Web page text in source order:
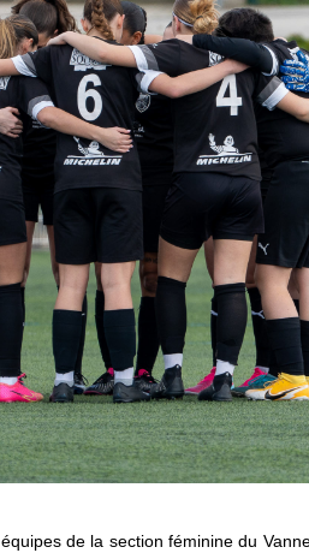
de la section féminine du